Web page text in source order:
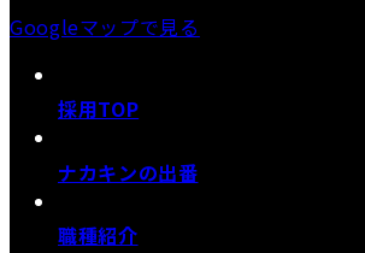
Googleマップで見る
採用TOP
ナカキンの出番
職種紹介